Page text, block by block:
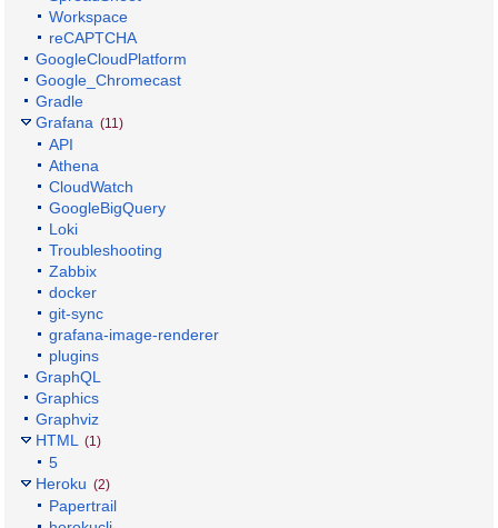
Workspace
reCAPTCHA
GoogleCloudPlatform
Google_Chromecast
Gradle
Grafana (11)
API
Athena
CloudWatch
GoogleBigQuery
Loki
Troubleshooting
Zabbix
docker
git-sync
grafana-image-renderer
plugins
GraphQL
Graphics
Graphviz
HTML (1)
5
Heroku (2)
Papertrail